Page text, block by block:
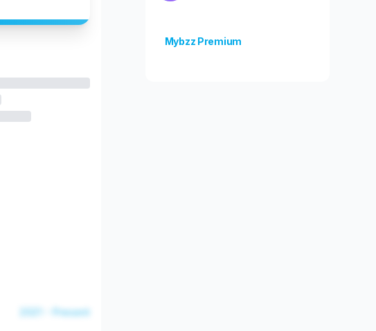
2021 - Present
Mybzz Premium